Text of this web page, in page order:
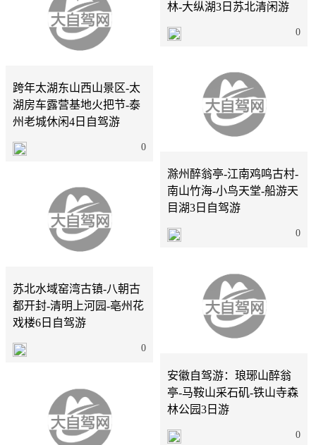
林-大纵湖3日苏北清闲游
0
跨年太湖东山西山景区-太
湖房车露营基地火把节-泰
州老城休闲4日自驾游
0
滁州醉翁亭-江南鸡鸣古村-
南山竹海-小鸟天堂-船游天
目湖3日自驾游
0
苏北水域窑湾古镇-八朝古
都开封-清明上河园-亳州花
戏楼6日自驾游
0
安徽自驾游：琅琊山醉翁
亭-马鞍山采石矶-铁山寺森
林公园3日游
0